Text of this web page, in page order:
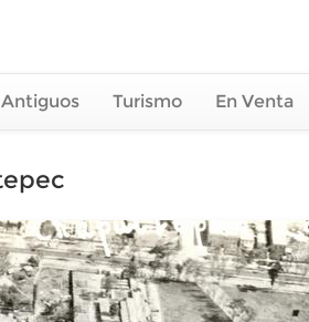
Turismo En Venta